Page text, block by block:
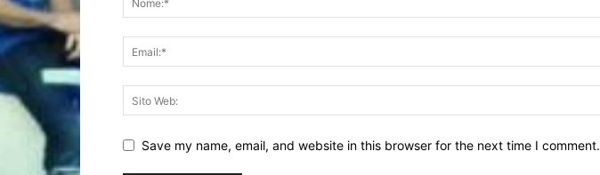
Save my name, email, and website in this browser for the next time I comment.